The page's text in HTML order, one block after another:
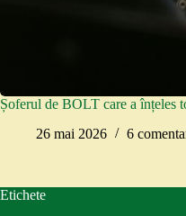
Șoferul de BOLT care a înțeles
26 mai 2026
6
Etichete